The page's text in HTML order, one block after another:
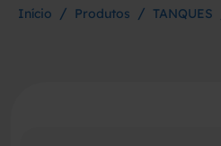
Início / Produtos / TANQUES